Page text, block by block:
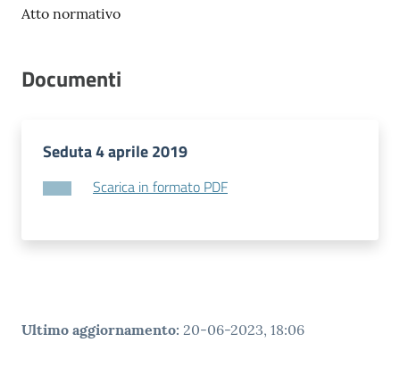
Argomenti
Seguici
Atto normativo
Documenti
Seduta 4 aprile 2019
Scarica in formato PDF
Ultimo aggiornamento: 20-06-2023, 18:06